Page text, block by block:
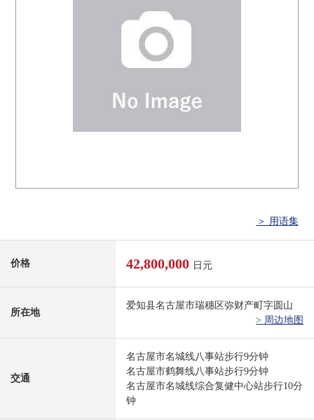
＞ 用语集
价格 42,800,000 日元
所在地
爱知县名古屋市瑞穗区弥财产町字圆山
> 周边地图
交通
名古屋市名城线八事站步行9分钟
名古屋市鹤舞线八事站步行9分钟
名古屋市名城线综合复健中心站步行10分
钟